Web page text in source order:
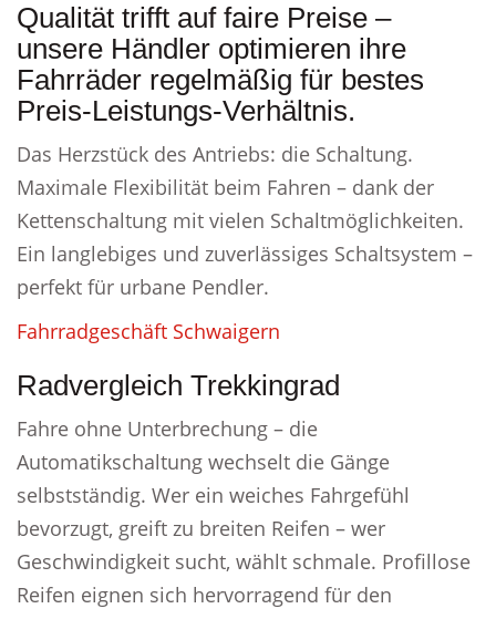
Qualität trifft auf faire Preise –
unsere Händler optimieren ihre
Fahrräder regelmäßig für bestes
Preis-Leistungs-Verhältnis.
Das Herzstück des Antriebs: die Schaltung.
Maximale Flexibilität beim Fahren – dank der
Kettenschaltung mit vielen Schaltmöglichkeiten.
Ein langlebiges und zuverlässiges Schaltsystem –
perfekt für urbane Pendler.
Fahrradgeschäft Schwaigern
Radvergleich Trekkingrad
Fahre ohne Unterbrechung – die
Automatikschaltung wechselt die Gänge
selbstständig. Wer ein weiches Fahrgefühl
bevorzugt, greift zu breiten Reifen – wer
Geschwindigkeit sucht, wählt schmale. Profillose
Reifen eignen sich hervorragend für den